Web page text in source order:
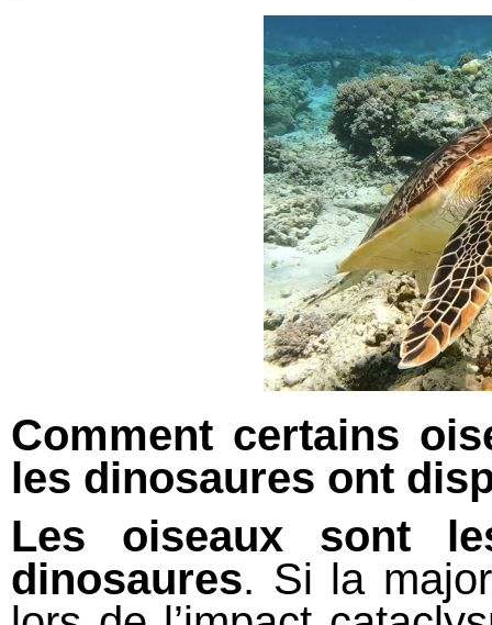
Comment certains
les dinosaures ont
Les oiseaux sont
dinosaures. Si la